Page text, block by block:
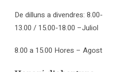
De dilluns a divendres: 8.00-
13.00 / 15.00-18.00 –Juliol
8.00 a 15.00 Hores – Agost